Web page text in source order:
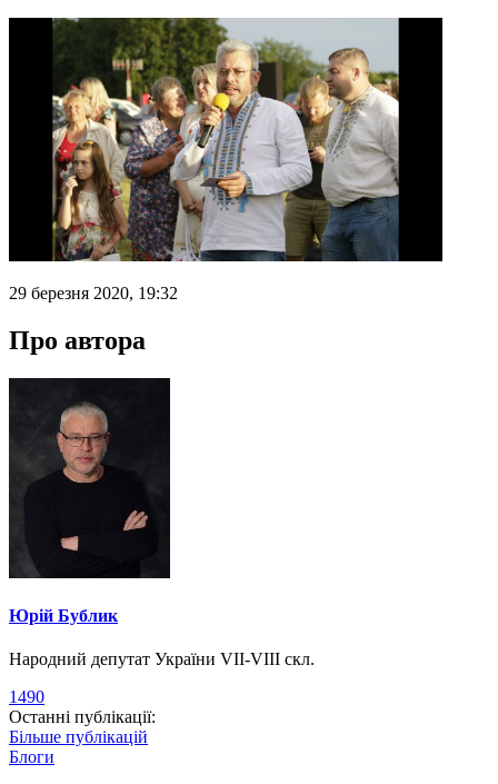
29 березня 2020, 19:32
Про автора
Юрій Бублик
Народний депутат України VII-VIII скл.
1490
Останні публікації:
Більше публікацій
Блоги